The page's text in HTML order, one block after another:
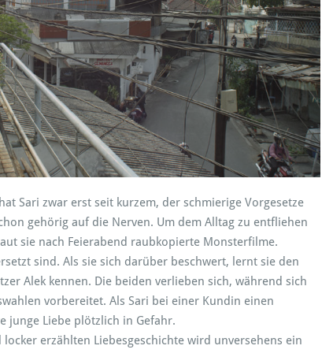
Sari zwar erst seit kurzem, der schmierige Vorgesetze
gehörig auf die Nerven. Um dem Alltag zu entfliehen
sie nach Feierabend raubkopierte Monsterfilme.
sind. Als sie sich darüber beschwert, lernt sie den
Alek kennen. Die beiden verlieben sich, während sich
vorbereitet. Als Sari bei einer Kundin einen
junge Liebe plötzlich in Gefahr.
erzählten Liebesgeschichte wird unversehens ein